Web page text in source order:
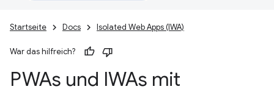
Startseite Docs Isolated Web Apps (IWA)
War das hilfreich?
PWAs und IWAs mit